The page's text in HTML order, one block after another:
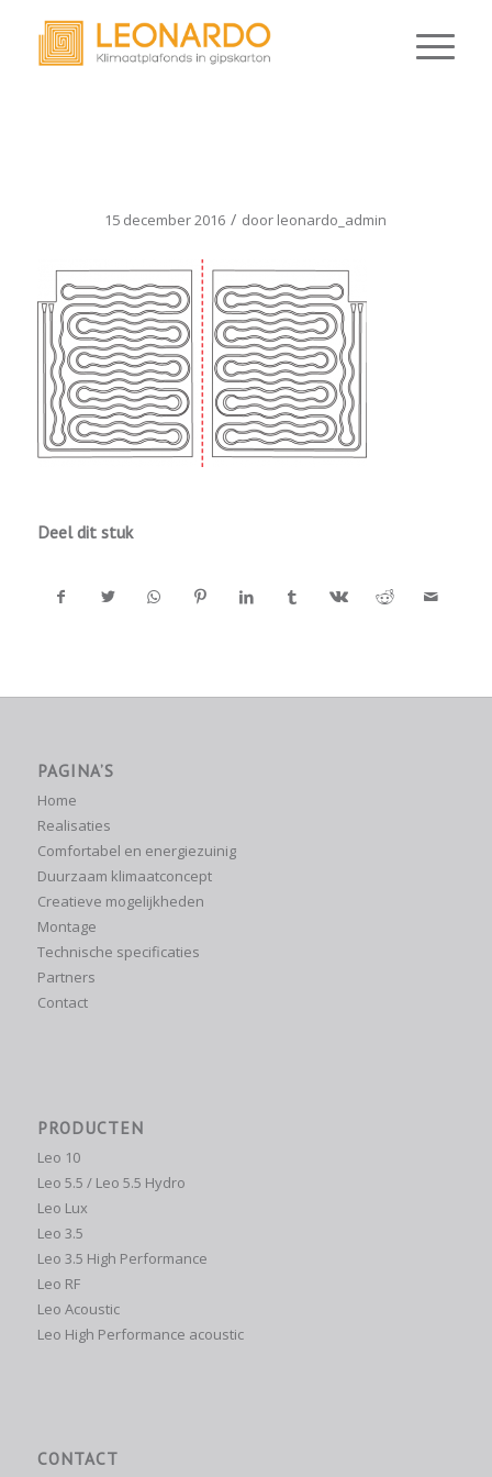
15 december 2016 / door leonardo_admin
Deel dit stuk
PAGINA’S
Home
Realisaties
Comfortabel en energiezuinig
Duurzaam klimaatconcept
Creatieve mogelijkheden
Montage
Technische specificaties
Partners
Contact
PRODUCTEN
Leo 10
Leo 5.5 / Leo 5.5 Hydro
Leo Lux
Leo 3.5
Leo 3.5 High Performance
Leo RF
Leo Acoustic
Leo High Performance acoustic
CONTACT